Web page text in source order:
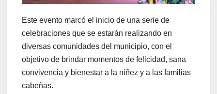
Este evento marcó el inicio de una serie de
celebraciones que se estarán realizando en
diversas comunidades del municipio, con el
objetivo de brindar momentos de felicidad, sana
convivencia y bienestar a la niñez y a las familias
cabeñas.